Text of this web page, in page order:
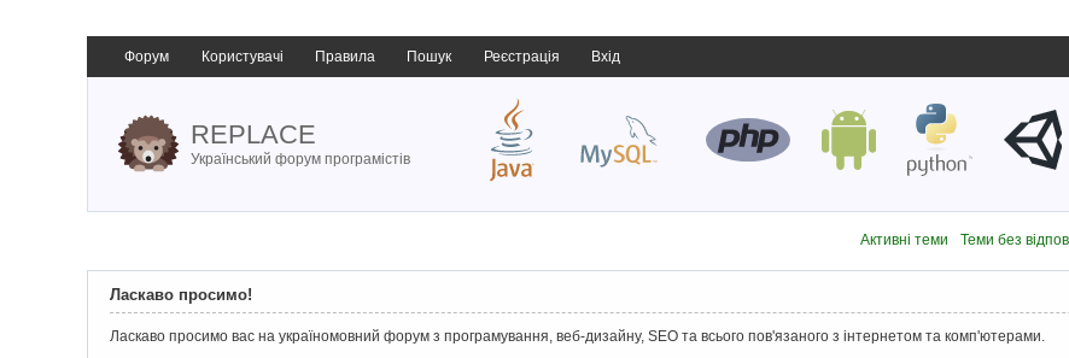
Форум Користувачі Правила Пошук Реєстрація Вхід
REPLACE
Український форум програмістів
Активні теми Теми без
Ласкаво просимо!
Ласкаво просимо вас на україномовний форум з програмування, веб-дизайну, SEO та всього пов'язаного з інтернетом та комп'ютерами.